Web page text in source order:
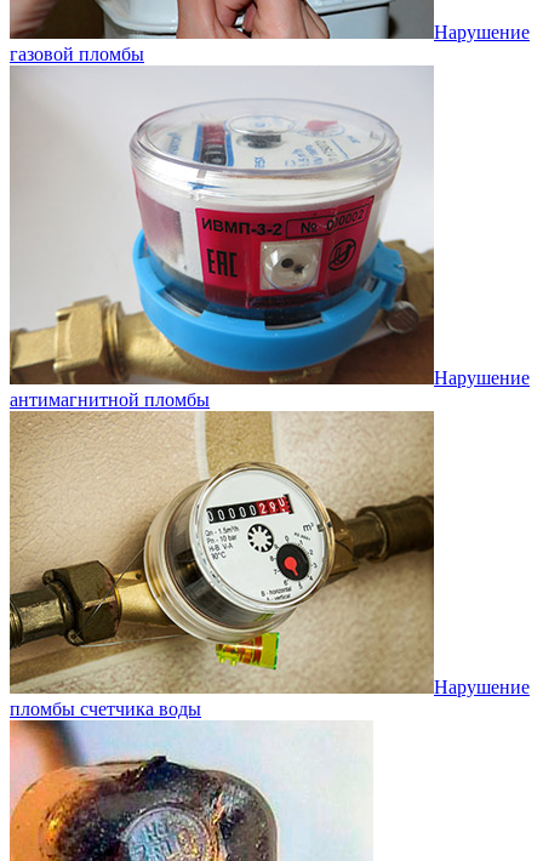
Нарушение
газовой пломбы
Нарушение
антимагнитной пломбы
Нарушение
пломбы счетчика воды